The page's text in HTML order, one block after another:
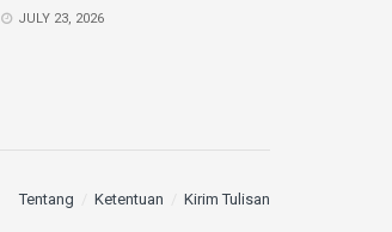
JULY 23, 2026
Tentang Ketentuan Kirim Tulisan